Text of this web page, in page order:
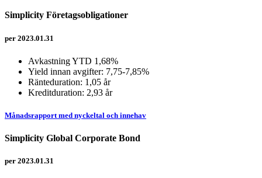
Simplicity Företagsobligationer
per 2023.01.31
Avkastning YTD 1,68%
Yield innan avgifter: 7,75-7,85%
Ränteduration: 1,05 år
Kreditduration: 2,93 år
Månadsrapport med nyckeltal och innehav
Simplicity Global Corporate Bond
per 2023.01.31